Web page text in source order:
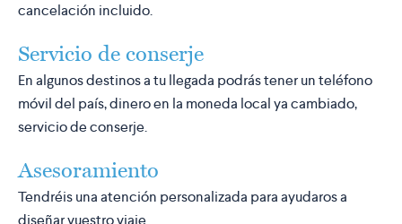
cancelación incluido.
Servicio de conserje
En algunos destinos a tu llegada podrás tener un teléfono
móvil del país, dinero en la moneda local ya cambiado,
servicio de conserje.
Asesoramiento
Tendréis una atención personalizada para ayudaros a